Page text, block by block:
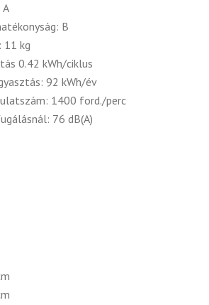
B
11 kg
0.42 kWh/ciklus
92 kWh/év
1400 ford./perc
76 dB(A)